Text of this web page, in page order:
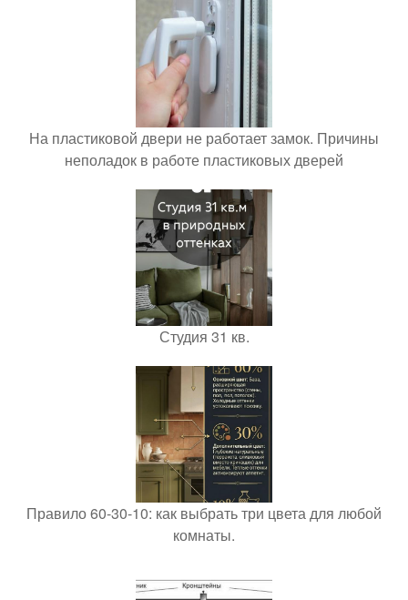
На пластиковой двери не работает замок. Причины
неполадок в работе пластиковых дверей
Студия 31 кв.
Правило 60-30-10: как выбрать три цвета для любой
комнаты.